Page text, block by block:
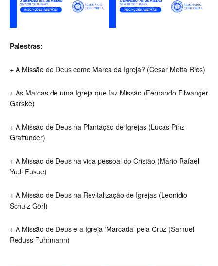
Palestras:
+ A Missão de Deus como Marca da Igreja? (Cesar Motta Rios)
+ As Marcas de uma Igreja que faz Missão (Fernando Ellwanger
Garske)
+ A Missão de Deus na Plantação de Igrejas (Lucas Pinz
Graffunder)
+ A Missão de Deus na vida pessoal do Cristão (Mário Rafael
Yudi Fukue)
+ A Missão de Deus na Revitalização de Igrejas (Leonidio
Schulz Görl)
+ A Missão de Deus e a Igreja ‘Marcada’ pela Cruz (Samuel
Reduss Fuhrmann)